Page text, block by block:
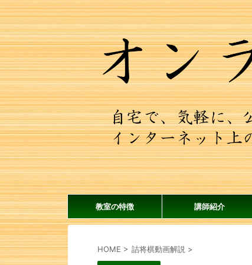
教室の特徴 講師紹介
HOME > 詰将棋動画解説 >